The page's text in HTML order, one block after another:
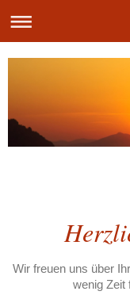
Wir freuen uns über
wenig Zeit